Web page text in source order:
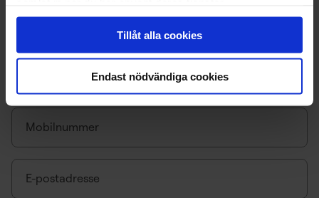
Tillåt alla cookies
Endast nödvändiga cookies
Fyll inn dine opplysninger
og for kommunikasjon i forbindelse med din søknad.
Mobilnummer
E-postadresse